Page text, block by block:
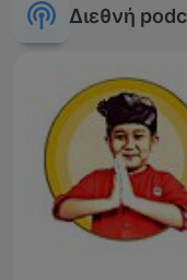
Διεθνή